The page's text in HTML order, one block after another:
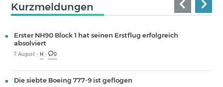
Kurzmeldungen
Erster NH90 Block 1 hat seinen Erstflug erfolgreich
absolviert
7 August -H- 0
Die siebte Boeing 777-9 ist geflogen